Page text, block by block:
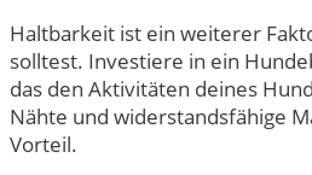
Haltbarkeit ist ein weiterer
solltest. Investiere in ein
das den Aktivitäten deines
Nähte und widerstandsfähige
Vorteil.